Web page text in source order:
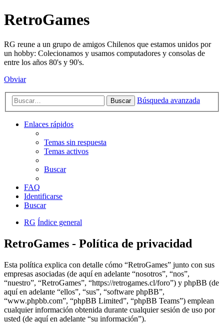
RetroGames
RG reune a un grupo de amigos Chilenos que estamos unidos por
un hobby: Colecionamos y usamos computadores y consolas de
entre los años 80's y 90's.
Obviar
Buscar Búsqueda avanzada
Enlaces rápidos
Temas sin respuesta
Temas activos
Buscar
FAQ
Identificarse
Buscar
RG Índice general
RetroGames - Política de privacidad
Esta política explica con detalle cómo “RetroGames” junto con sus
empresas asociadas (de aquí en adelante “nosotros”, “nos”,
“nuestro”, “RetroGames”, “https://retrogames.cl/foro”) y phpBB (de
aquí en adelante “ellos”, “sus”, “software phpBB”,
“www.phpbb.com”, “phpBB Limited”, “phpBB Teams”) emplean
cualquier información obtenida durante cualquier sesión de uso por
usted (de aquí en adelante “su información”).